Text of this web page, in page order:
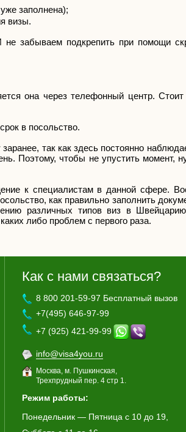
заполнена);
визы.
забываем подкрепить при помощи
она через телефонный центр.
в посольство.
так как здесь постоянно
Поэтому, чтобы не упустить момент,
к специалистам в данной сфере.
как правильно заполнить
различных типов виз в
либо проблем с первого раза.
Как с нами связаться?
8 800 201-59-97 Бесплатный вызов
+7(495) 646-97-99
+7 (925) 421-99-99
info@visa4you.ru
Москва, м. Пушкинская,
Трехпрудный пер. 4 стр 1.
Режим работы:
Понедельник — Пятница с 10 до 19,